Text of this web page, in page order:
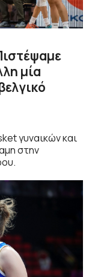
μία
γυναικών και
στην